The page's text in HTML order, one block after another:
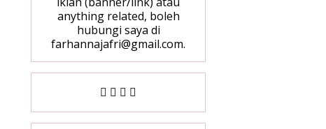
anything related, boleh
hubungi saya di
farhannajafri@gmail.com.